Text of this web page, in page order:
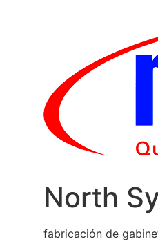
North
fabricación de